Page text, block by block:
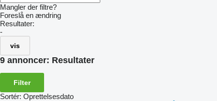
Mangler der filtre?
Foreslå en ændring
Resultater:
-
vis
9 annoncer: Resultater
Filter
Sortér: Oprettelsesdato